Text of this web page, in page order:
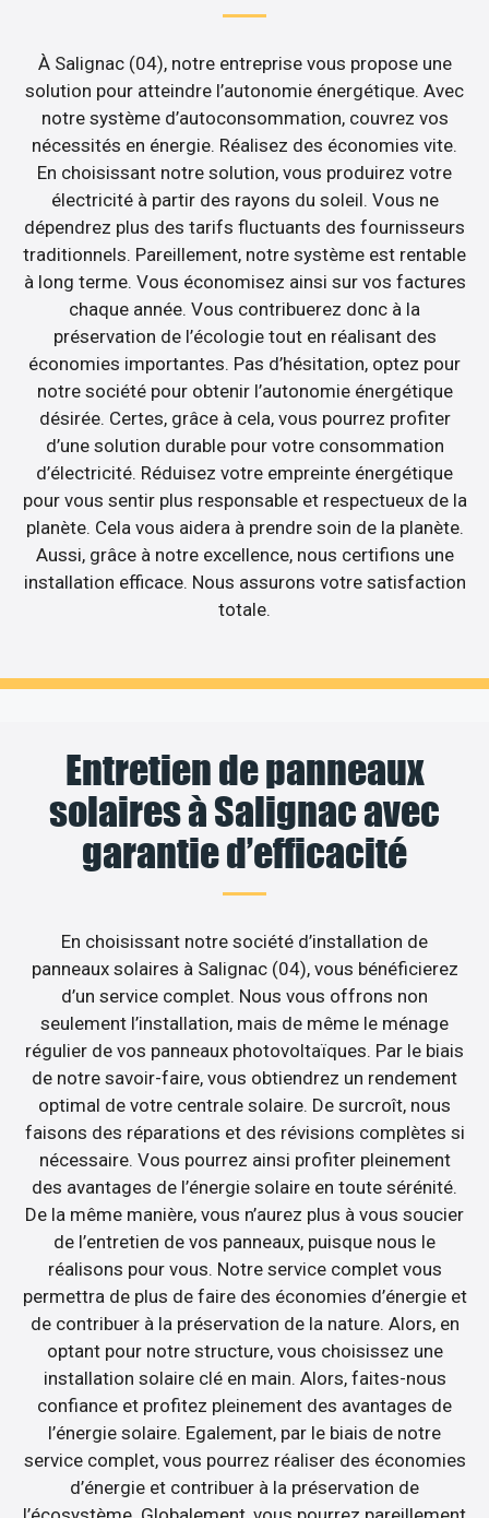
À Salignac (04), notre entreprise vous propose une
solution pour atteindre l’autonomie énergétique. Avec
notre système d’autoconsommation, couvrez vos
nécessités en énergie. Réalisez des économies vite.
En choisissant notre solution, vous produirez votre
électricité à partir des rayons du soleil. Vous ne
dépendrez plus des tarifs fluctuants des fournisseurs
traditionnels. Pareillement, notre système est rentable
à long terme. Vous économisez ainsi sur vos factures
chaque année. Vous contribuerez donc à la
préservation de l’écologie tout en réalisant des
économies importantes. Pas d’hésitation, optez pour
notre société pour obtenir l’autonomie énergétique
désirée. Certes, grâce à cela, vous pourrez profiter
d’une solution durable pour votre consommation
d’électricité. Réduisez votre empreinte énergétique
pour vous sentir plus responsable et respectueux de la
planète. Cela vous aidera à prendre soin de la planète.
Aussi, grâce à notre excellence, nous certifions une
installation efficace. Nous assurons votre satisfaction
totale.
Entretien de panneaux
solaires à Salignac avec
garantie d’efficacité
En choisissant notre société d’installation de
panneaux solaires à Salignac (04), vous bénéficierez
d’un service complet. Nous vous offrons non
seulement l’installation, mais de même le ménage
régulier de vos panneaux photovoltaïques. Par le biais
de notre savoir-faire, vous obtiendrez un rendement
optimal de votre centrale solaire. De surcroît, nous
faisons des réparations et des révisions complètes si
nécessaire. Vous pourrez ainsi profiter pleinement
des avantages de l’énergie solaire en toute sérénité.
De la même manière, vous n’aurez plus à vous soucier
de l’entretien de vos panneaux, puisque nous le
réalisons pour vous. Notre service complet vous
permettra de plus de faire des économies d’énergie et
de contribuer à la préservation de la nature. Alors, en
optant pour notre structure, vous choisissez une
installation solaire clé en main. Alors, faites-nous
confiance et profitez pleinement des avantages de
l’énergie solaire. Egalement, par le biais de notre
service complet, vous pourrez réaliser des économies
d’énergie et contribuer à la préservation de